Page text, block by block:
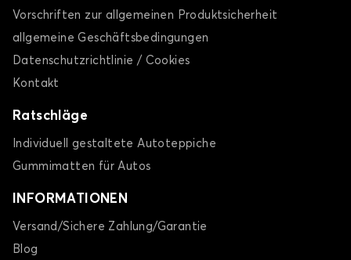
Vorschriften zur allgemeinen Produktsicherheit
allgemeine Geschäftsbedingungen
Datenschutzrichtlinie / Cookies
Kontakt
Ratschläge
Individuell gestaltete Autoteppiche
Gummimatten für Autos
INFORMATIONEN
Versand/Sichere Zahlung/Garantie
Blog